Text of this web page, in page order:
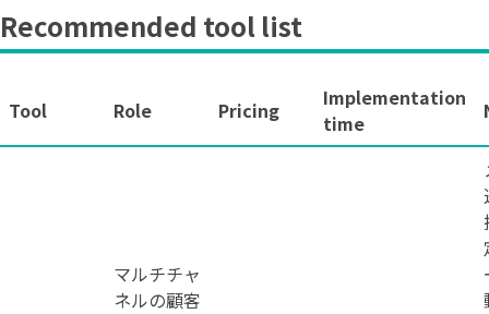
Recommended tool list
Tool Role Pricing
Implementation
time
マルチチャ
ネルの顧客